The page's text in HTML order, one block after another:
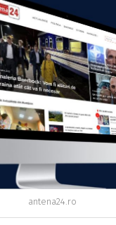
antena24.ro